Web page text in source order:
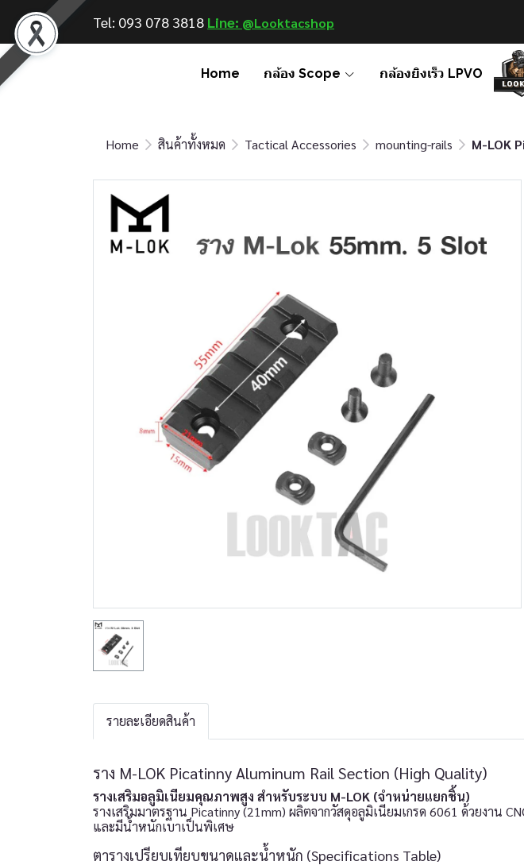
Tel: 093 078 3818 Line: @Looktac shop
Home กล้อง Scope กล้องยิงเร็ว LPVO
Home สินค้าทั้งหมด Tactical Accessories mounting-rails M-LOK
รายละเอียดสินค้า
ราง M-LOK Picatinny Aluminum Rail Section (High Quality)
รางเสริมอลูมิเนียมคุณภาพสูง สำหรับระบบ M-LOK (จำหน่ายแยกชิ้น)
รางเสริมมาตรฐาน Picatinny (21mm) ผลิตจากวัสดุอลูมิเนียมเกรด 6061 ด้วยงาน
และมีน้ำหนักเบาเป็นพิเศษ
ตารางเปรียบเทียบขนาดและน้ำหนัก (Specifications Table)